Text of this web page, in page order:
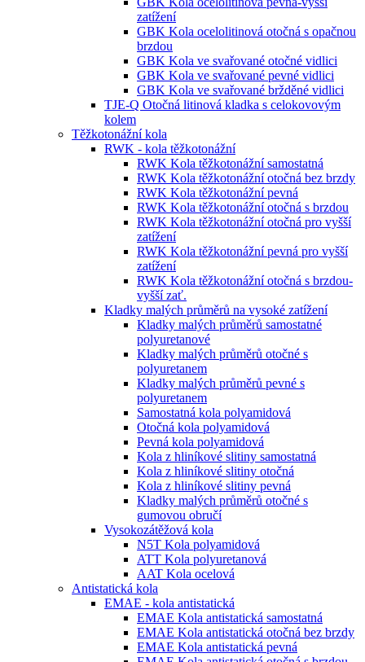
zatížení
GBK Kola ocelolitinová otočná s opačnou
brzdou
GBK Kola ve svařované otočné vidlici
GBK Kola ve svařované pevné vidlici
GBK Kola ve svařované bržděné vidlici
TJE-Q Otočná litinová kladka s celokovovým
kolem
Těžkotonážní kola
RWK - kola těžkotonážní
RWK Kola těžkotonážní samostatná
RWK Kola těžkotonážní otočná bez brzdy
RWK Kola těžkotonážní pevná
RWK Kola těžkotonážní otočná s brzdou
RWK Kola těžkotonážní otočná pro vyšší
zatížení
RWK Kola těžkotonážní pevná pro vyšší
zatížení
RWK Kola těžkotonážní otočná s brzdou-
vyšší zať.
Kladky malých průměrů na vysoké zatížení
Kladky malých průměrů samostatné
polyuretanové
Kladky malých průměrů otočné s
polyuretanem
Kladky malých průměrů pevné s
polyuretanem
Samostatná kola polyamidová
Otočná kola polyamidová
Pevná kola polyamidová
Kola z hliníkové slitiny samostatná
Kola z hliníkové slitiny otočná
Kola z hliníkové slitiny pevná
Kladky malých průměrů otočné s
gumovou obručí
Vysokozátěžová kola
N5T Kola polyamidová
ATT Kola polyuretanová
AAT Kola ocelová
Antistatická kola
EMAE - kola antistatická
EMAE Kola antistatická samostatná
EMAE Kola antistatická otočná bez brzdy
EMAE Kola antistatická pevná